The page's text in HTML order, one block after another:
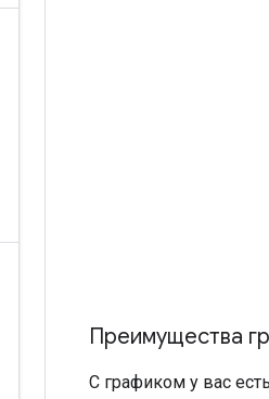
Преимущества
С графиком у вас